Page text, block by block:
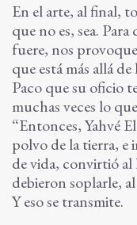
En el arte, al final,
que no es, sea.
fuere, nos
que está más allá
Paco que su oficio
muchas veces lo
“Entonces, Yahvé
polvo de la tierra, e
de vida, convirtió al
debieron soplarle,
Y eso se transmite.